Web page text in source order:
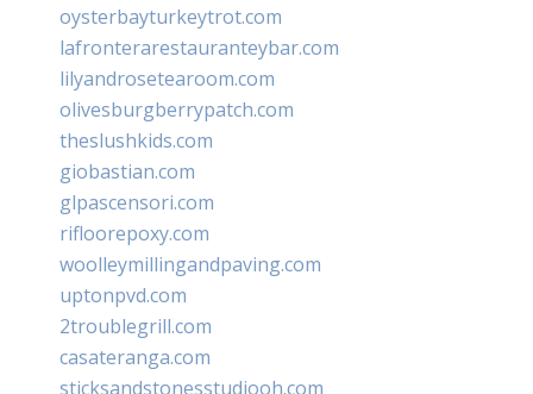
oysterbayturkeytrot.com
lafronterarestauranteybar.com
lilyandrosetearoom.com
olivesburgberrypatch.com
theslushkids.com
giobastian.com
glpascensori.com
rifloorepoxy.com
woolleymillingandpaving.com
uptonpvd.com
2troublegrill.com
casateranga.com
sticksandstonesstudiooh.com